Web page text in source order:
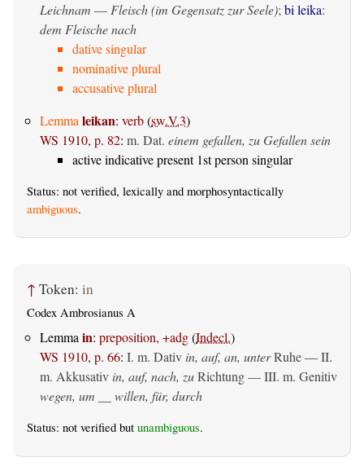
Leichnam — Fleisch (im Gegensatz zur Seele); bi leika:
dem Fleische nach
dative singular
nominative plural
accusative plural
Lemma leikan: verb(sw.V.3)
WS 1910, p. 82: m. Dat. einem gefallen, zu Gefallen sein
active indicative present 1st person singular
Status: not verified, lexically and morphosyntactically
ambiguous.
↑ Token: in
Codex Ambrosianus A
Lemmain: preposition, +adg(Indecl.)
WS 1910, p. 66: I. m. Dativ in, auf, an, unterRuhe — II.
m. Akkusativ in, auf, nach, zuRichtung — III. m. Genitiv
wegen, um __ willen, für, durch
Status: not verified but unambiguous.